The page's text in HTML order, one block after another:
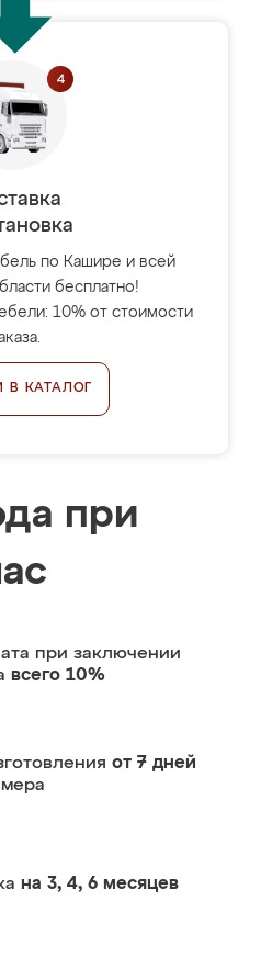
по Кашире и всей
бесплатно!
10% от стоимости
В КАТАЛОГ
при
при заключении
всего 10%
от 7 дней
на 3, 4, 6 месяцев